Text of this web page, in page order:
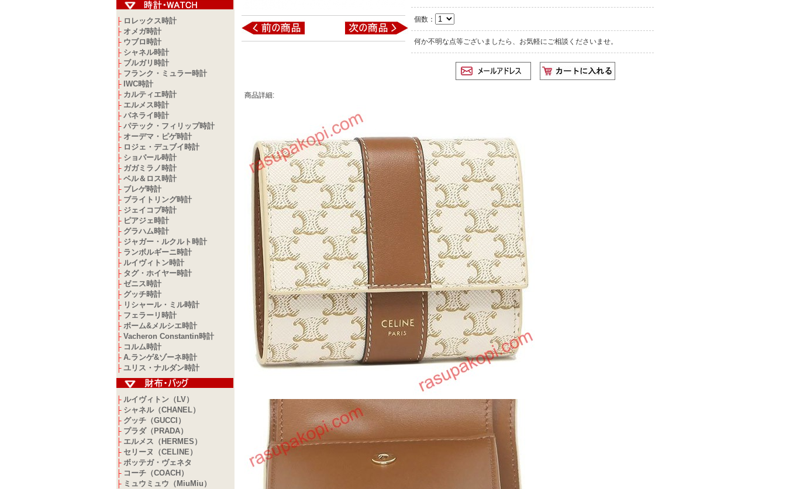
├ ロレックス時計
├ オメガ時計
├ ウブロ時計
├ シャネル時計
├ ブルガリ時計
├ フランク・ミュラー時計
├ IWC時計
├ カルティエ時計
├ エルメス時計
├ パネライ時計
├ パテック・フィリップ時計
├ オーデマ・ピゲ時計
├ ロジェ・デュブイ時計
├ ショパール時計
├ ガガミラノ時計
├ ベル＆ロス時計
├ ブレゲ時計
├ ブライトリング時計
├ ジェイコブ時計
├ ピアジェ時計
├ グラハム時計
├ ジャガー・ルクルト時計
├ ランボルギーニ時計
├ ルイヴィトン時計
├ タグ・ホイヤー時計
├ ゼニス時計
├ グッチ時計
├ リシャール・ミル時計
├ フェラーリ時計
├ ボーム&メルシエ時計
├ Vacheron Constantin時計
├ コルム時計
├ A.ランゲ&ゾーネ時計
├ ユリス・ナルダン時計
├ ルイヴィトン（LV）
├ シャネル（CHANEL）
├ グッチ（GUCCI）
├ プラダ（PRADA）
├ エルメス（HERMES）
├ セリーヌ（CELINE）
├ ボッテガ・ヴェネタ
├ コーチ（COACH）
├ ミュウミュウ（MiuMiu）
個数：
何か不明な点等ございましたら、お気軽にご相談くださいませ。
商品詳細: